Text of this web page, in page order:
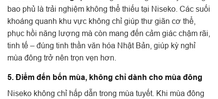
bao phủ là trải nghiệm không thể thiếu tại Niseko. Các suối
khoáng quanh khu vực không chỉ giúp thư giãn cơ thể,
phục hồi năng lượng mà còn mang đến cảm giác chậm rãi,
tinh tế – đúng tinh thần văn hóa Nhật Bản, giúp kỳ nghỉ
mùa đông trở nên trọn vẹn hơn.
5. Điểm đến bốn mùa, không chỉ dành cho mùa đông
Niseko không chỉ hấp dẫn trong mùa tuyết. Khi mùa đông